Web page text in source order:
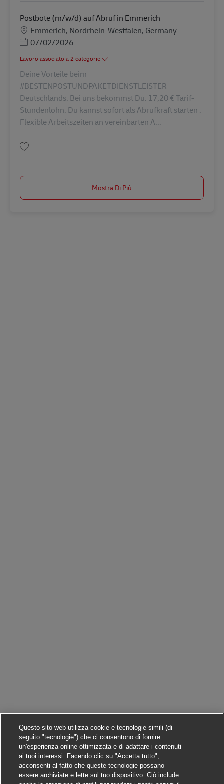
Postbote (m/w/d) auf Abruf in Emmerich
SedeEmmerich, Nordrhein-Westfalen, Germany
Posted Date
07/02/2026
Lavoro associato a 2 categorie
Deine Vorteile beim
#BESTENPOSTUNDPAKETDIENSTLEISTER
Deutschlands. Bei uns bekommst Du. 17,20 € Tarif-
Stundenlohn. Du kannst sofort als Abrufkraft starten .
Flexible Arbeitszeiten an vereinbarten A...
Mostra Di Più
Questo sito web utilizza cookie e tecnologie simili (di
seguito "tecnologie") che ci consentono di fornire
un'esperienza online ottimizzata e di adattare i contenuti
ai tuoi interessi. Facendo clic su "Accetta tutto",
acconsenti al fatto che queste tecnologie possano
essere archiviate e lette sul tuo dispositivo. Ciò include